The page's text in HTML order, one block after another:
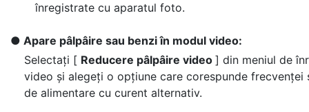
înregistrate cu aparatul foto.
Apare pâlpâire sau benzi în modul video:
Selectați [ Reducere pâlpâire video ] din meniul de
video și alegeți o opțiune care corespunde frecvenței
de alimentare cu curent alternativ.